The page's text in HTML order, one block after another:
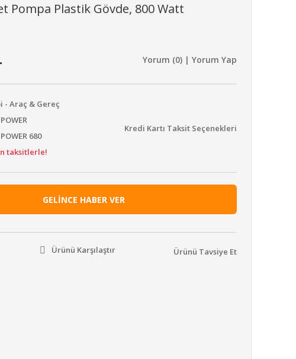
Pompa Plastik Gövde, 800 Watt
Yorum (0) | Yorum Yap
- Araç & Gereç
680
taksitlerle!
Kredi Kartı Taksit Seçenekleri
GELİNCE HABER VER
Ürünü Karşılaştır Ürünü Tavsiye Et